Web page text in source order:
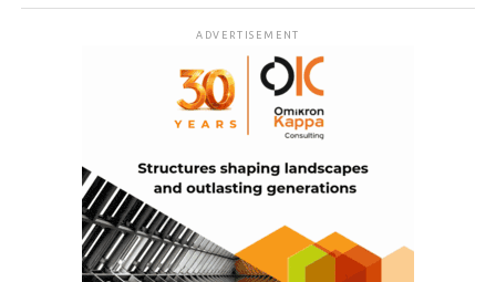
ADVERTISEMENT